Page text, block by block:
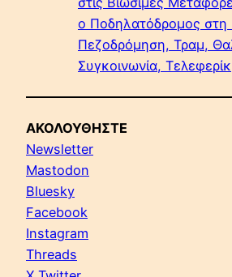
ο Ποδηλατόδρομος στη
Πεζοδρόμηση, Τραμ,
Συγκοινωνία, Τελεφερίκ
ΑΚΟΛΟΥΘΗΣΤΕ
Newsletter
Mastodon
Bluesky
Facebook
Instagram
Threads